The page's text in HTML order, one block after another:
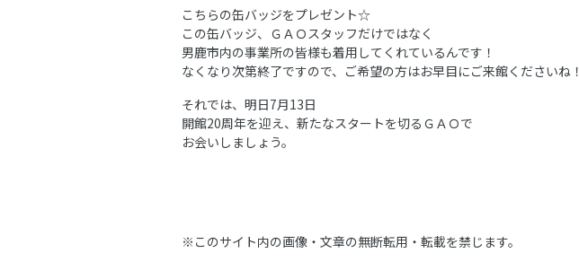
こちらの缶バッジをプレゼント☆
この缶バッジ、ＧＡＯスタッフだけではなく
男鹿市内の事業所の皆様も着用してくれているんです！
なくなり次第終了ですので、ご希望の方はお早目にご来館くださいね！
それでは、明日7月13日
開館20周年を迎え、新たなスタートを切るＧＡＯで
お会いしましょう。
※このサイト内の画像・文章の無断転用・転載を禁じます。